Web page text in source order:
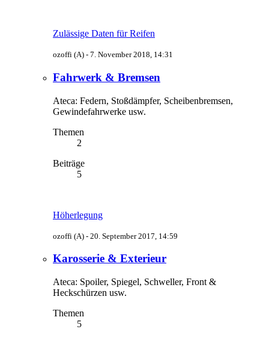
Zulässige Daten für Reifen
ozoffi (A) - 7. November 2018, 14:31
Fahrwerk & Bremsen
Ateca: Federn, Stoßdämpfer, Scheibenbremsen,
Gewindefahrwerke usw.
Themen
2
Beiträge
5
Höherlegung
ozoffi (A) - 20. September 2017, 14:59
Karosserie & Exterieur
Ateca: Spoiler, Spiegel, Schweller, Front &
Heckschürzen usw.
Themen
5